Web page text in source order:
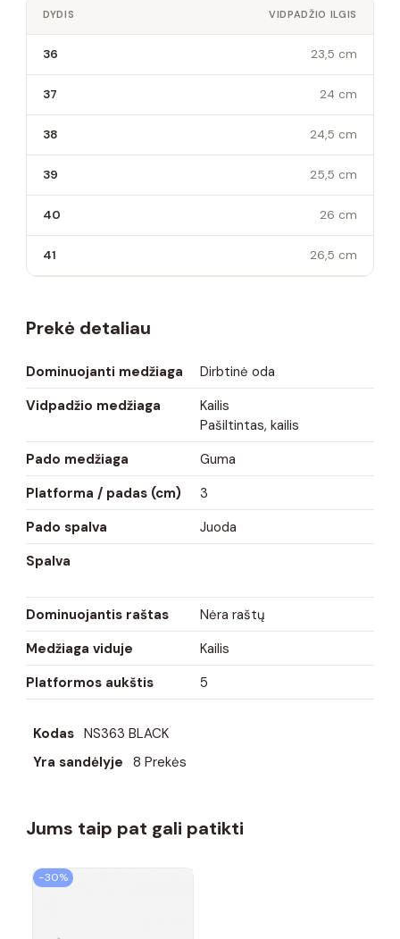
DYDIS VIDPADŽIO ILGIS
36 23,5 cm
37 24 cm
38 24,5 cm
39 25,5 cm
40 26 cm
41 26,5 cm
Prekė detaliau
Dominuojanti medžiaga
Dirbtinė oda
Vidpadžio medžiaga
Kailis
Pašiltintas, kailis
Pado medžiaga
Guma
Platforma / padas (cm)
3
Pado spalva
Juoda
Spalva
Dominuojantis raštas
Nėra raštų
Medžiaga viduje
Kailis
Platformos aukštis
5
Kodas NS363 BLACK
Yra sandėlyje 8 Prekės
Jums taip pat gali patikti
−30%